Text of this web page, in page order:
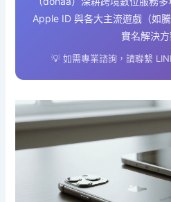
Apple ID 與各大主流遊戲（如
實名解決方
💡 如需專業諮詢，請聯繫